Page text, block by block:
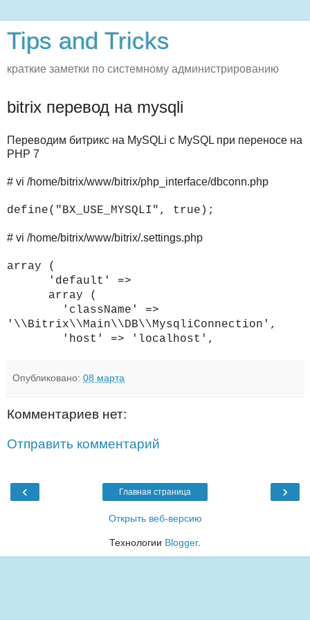
Tips and Tricks
краткие заметки по системному администрированию
bitrix перевод на mysqli
Переводим битрикс на MySQLi с MySQL при переносе на
PHP 7
# vi /home/bitrix/www/bitrix/php_interface/dbconn.php
define("BX_USE_MYSQLI", true);
# vi /home/bitrix/www/bitrix/.settings.php
array (
'default' =>
array (
'className' =>
'\\Bitrix\\Main\\DB\\MysqliConnection',
'host' => 'localhost',
Опубликовано: 08 марта
Комментариев нет:
Отправить комментарий
‹ ›
Главная страница
Открыть веб-версию
Технологии Blogger.